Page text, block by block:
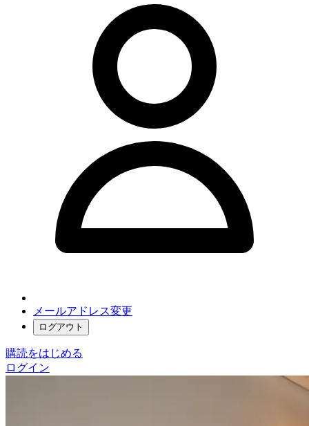
メールアドレス変更
ログアウト
購読をはじめる
ログイン